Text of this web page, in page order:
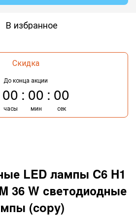
В избранное
Скидка
До конца акции
00
часы
00
мин
00
сек
LED лампы C6 H1
36 W светодиодные
(copy)